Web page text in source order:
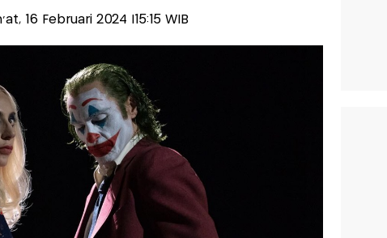
16 Februari 2024 |15:15 WIB